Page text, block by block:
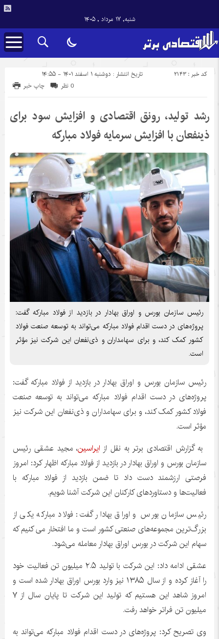
شنبه, ۱۷ مرداد , ۱۴۰۵
تاریخ انتشار : دوشنبه ۱ اسفند ۱۴۰۱ - ۱۴:۵۵ کد خبر : 2143
چاپ خبر 0 نظر
رشد تولید، رونق اقتصادی و افزایش سود برای
ذینفعان با افزایش سرمایه فولاد مبارکه
رئیس سازمان بورس و اوراق بهادار در بازدید از فولاد مبارکه گفت:
پروژه‌های در دست اقدام فولاد مبارکه می‌تواند به توسعه صنعت فولاد
کشور کمک کند، و برای سهامداران و ذی‌نفعان این شرکت نیز مؤثر
است.
رئیس سازمان بورس و اوراق بهادار در بازدید از فولاد مبارکه گفت:
پروژه‌های در دست اقدام فولاد مبارکه می‌تواند به توسعه صنعت
فولاد کشور کمک کند، و برای سهامداران و ذی‌نفعان این شرکت نیز
مؤثر است.
به گزارش اقتصادی برتر به نقل از ایراسین، مجید عشقی رئیس
سازمان بورس و اوراق بهادار در بازدید از فولاد مبارکه اظهار کرد: امروز
فرصتی ارزشمند دست داد تا ضمن بازدید از فولاد مبارکه با
فعالیت‌ها و دستاوردهای کارکنان این شرکت آشنا شویم.
رئیس سازمان بورس و اوراق بهادار گفت: فولاد مبارکه یکی از
بزرگ‌ترین مجموعه‌های صنعتی کشور است و ما افتخار می کنیم که
سهام این شرکت در بورس اوراق بهادار معامله می‌شود.
عشقی ادامه داد: این شرکت با تولید ۲.۵ میلیون تن فعالیت خود
را آغاز کرده و از سال ۱۳۸۵ نیز وارد بورس اوراق بهادار شده است و
امروز شاهد این هستیم که تولید این شرکت تا پایان سال از ۷
میلیون تن فراتر خواهد رفت.
وی تصریح کرد: پروژه‌های در دست اقدام فولاد مبارکه می‌تواند به